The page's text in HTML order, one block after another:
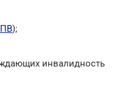
);
инвалидность